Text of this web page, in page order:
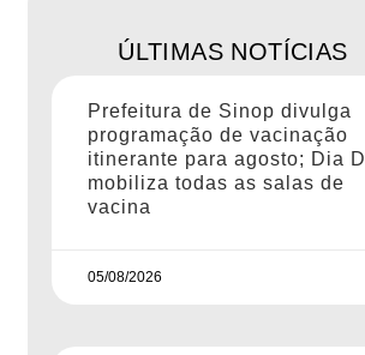
ÚLTIMAS NOTÍCIAS
Prefeitura de Sinop divulga
programação de vacinação
itinerante para agosto; Dia D
mobiliza todas as salas de
vacina
05/08/2026